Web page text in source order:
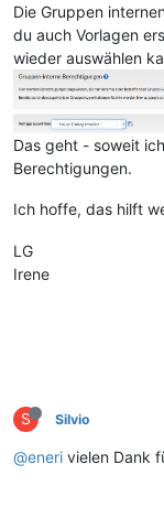
Die Gruppen
du auch Vorlagen
wieder auswählen
Das geht - soweit
Berechtigungen.
Ich hoffe, das hilft
LG
Irene
S Silvio
@eneri vielen Dank